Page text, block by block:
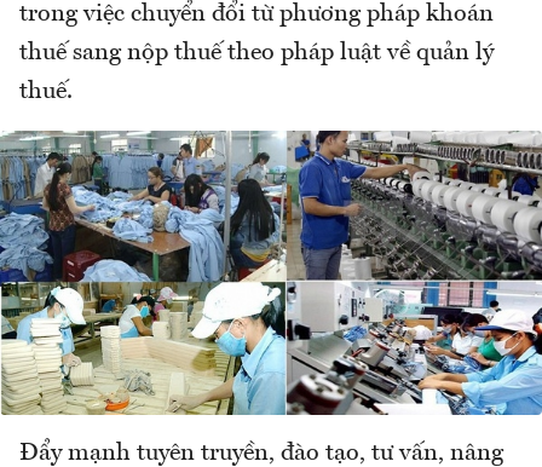
trong việc chuyển đổi từ phương pháp khoán
thuế sang nộp thuế theo pháp luật về quản lý
thuế.
Đẩy mạnh tuyên truyền, đào tạo, tư vấn, nâng